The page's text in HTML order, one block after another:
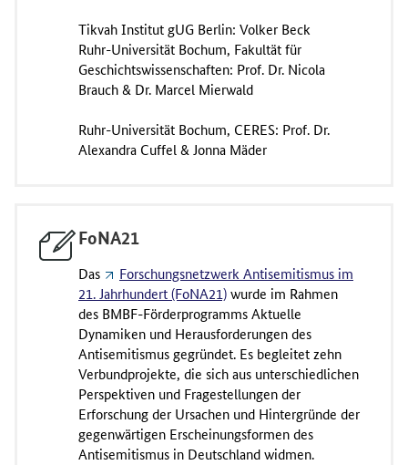
Tikvah Institut gUG Berlin: Volker Beck
Ruhr-Universität Bochum, Fakultät für
Geschichtswissenschaften: Prof. Dr. Nicola
Brauch & Dr. Marcel Mierwald
Ruhr-Universität Bochum, CERES: Prof. Dr.
Alexandra Cuffel & Jonna Mäder
FoNA21
Das
Forschungsnetzwerk Antisemitismus im
21. Jahrhundert (FoNA21)wurde im Rahmen
des BMBF-Förderprogramms Aktuelle
Dynamiken und Herausforderungen des
Antisemitismus gegründet. Es begleitet zehn
Verbundprojekte, die sich aus unterschiedlichen
Perspektiven und Fragestellungen der
Erforschung der Ursachen und Hintergründe der
gegenwärtigen Erscheinungsformen des
Antisemitismus in Deutschland widmen.